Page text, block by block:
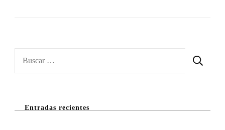
Entradas recientes